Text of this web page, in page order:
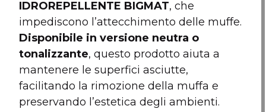
IDROREPELLENTE BIGMAT, che
impediscono l’attecchimento delle muffe.
Disponibile in versione neutra o
tonalizzante, questo prodotto aiuta a
mantenere le superfici asciutte,
facilitando la rimozione della muffa e
preservando l’estetica degli ambienti.